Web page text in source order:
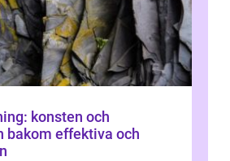
konsten och
bakom effektiva och